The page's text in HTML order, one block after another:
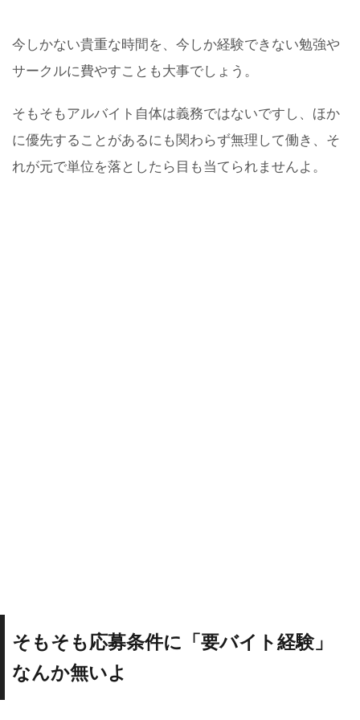
今しかない貴重な時間を、今しか経験できない勉強や
サークルに費やすことも大事でしょう。
そもそもアルバイト自体は義務ではないですし、ほか
に優先することがあるにも関わらず無理して働き、そ
れが元で単位を落としたら目も当てられませんよ。
そもそも応募条件に「要バイト経験」
なんか無いよ